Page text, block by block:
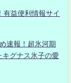
益便利情報サイ
速報！超氷河期
グナス氷子の愛